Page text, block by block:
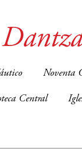
Noventa
Central